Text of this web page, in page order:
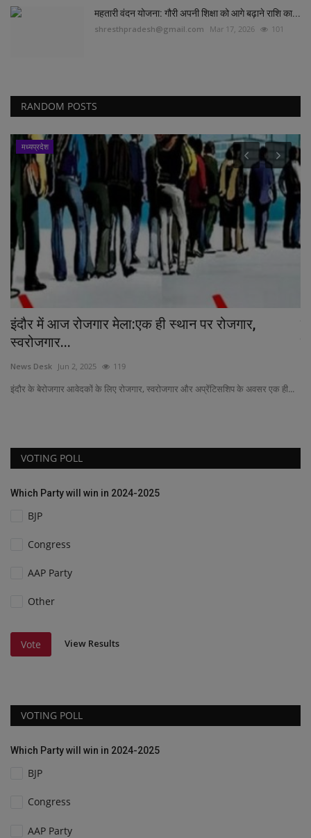
महतारी वंदन योजना: गौरी अपनी शिक्षा को आगे बढ़ाने राशि का...
shresthpradesh@gmail.com Mar 17, 2026 101
RANDOM POSTS
सरगुजा संभाग
डीएमएफ के नियमों का कड़ाई से पालन अनिवार्य, 5 वर्षीय
समग्र...
shresthpradesh@gmail.com
VOTING POLL
Which Party will win in 2024-2025
BJP
Congress
AAP Party
Other
Vote View Results
VOTING POLL
Which Party will win in 2024-2025
BJP
Congress
AAP Party